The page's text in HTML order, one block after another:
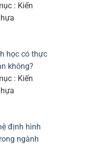
: Kiến
học có thực
không?
: Kiến
định hình
ngành